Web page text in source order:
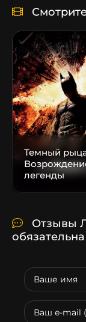
Темный
легенды
Отзывы
обязательна